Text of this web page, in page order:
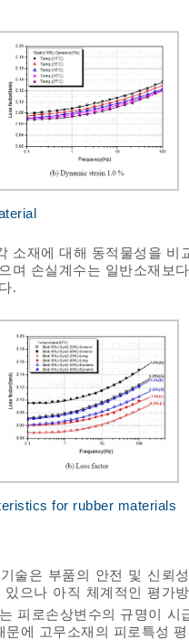
소재에 대해 동적물성을
며 손실계수는 일반소재보
.
for rubber materials
술은 부품의 안전 및 신뢰
으나 아직 체계적인 평가
피로손상변수의 규명이 시
에 고무소재의 피로특성